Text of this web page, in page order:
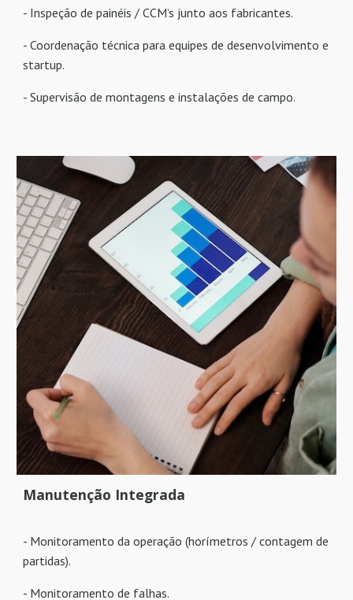
- Inspeção de painéis / CCM’s junto aos fabricantes.
- Coordenação técnica para equipes de desenvolvimento e
startup.
- Supervisão de montagens e instalações de campo.
Manutenção Integrada
- Monitoramento da operação (horímetros / contagem de
partidas).
- Monitoramento de falhas.